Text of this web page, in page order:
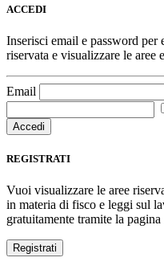
ACCEDI
Inserisci email e password per
riservata e visualizzare le aree
Email
REGISTRATI
Vuoi visualizzare le aree
in materia di fisco e leggi sul
gratuitamente tramite la